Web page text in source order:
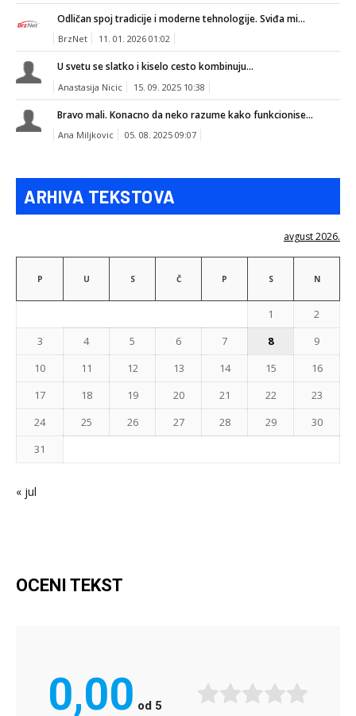
Odličan spoj tradicije i moderne tehnologije. Sviđa mi...
BrzNet 11. 01. 2026 01:02
U svetu se slatko i kiselo cesto kombinuju...
Anastasija Nicic 15. 09. 2025 10:38
Bravo mali. Konacno da neko razume kako funkcionise...
Ana Miljkovic 05. 08. 2025 09:07
ARHIVA TEKSTOVA
avgust 2026.
P U S Č P S N
1
2
3
4 5 6 7 8
9
10
11 12 13 14 15
16
17
18 19 20 21 22
23
24
25 26 27 28 29
30
31
« jul
OCENI TEKST
0,00 od 5